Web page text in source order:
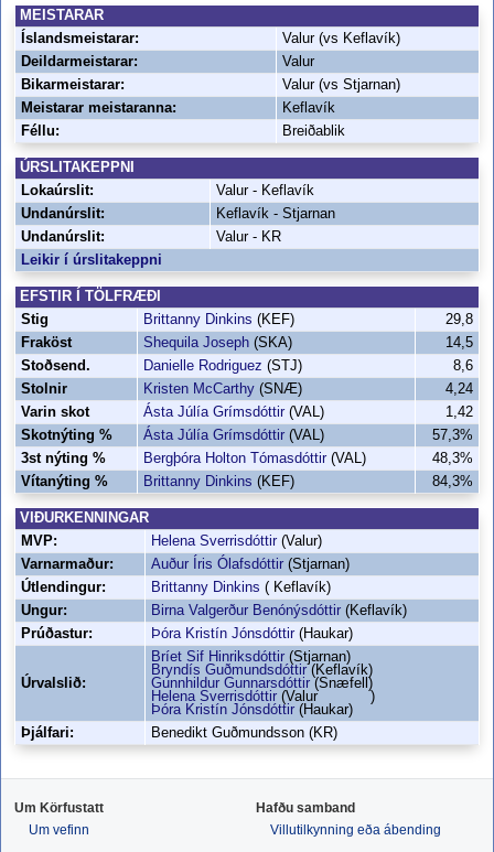
MEISTARAR
Íslandsmeistarar:
Valur (vs Keflavík)
Deildarmeistarar:
Valur
Bikarmeistarar:
Valur (vs Stjarnan)
Meistarar meistaranna:
Keflavík
Féllu:
Breiðablik
ÚRSLITAKEPPNI
Lokaúrslit:
Valur - Keflavík
Undanúrslit:
Keflavík - Stjarnan
Undanúrslit:
Valur - KR
Leikir í úrslitakeppni
EFSTIR Í TÖLFRÆÐI
Stig
Brittanny Dinkins (KEF)
29,8
Fraköst
Shequila Joseph (SKA)
14,5
Stoðsend.
Danielle Rodriguez (STJ)
8,6
Stolnir
Kristen McCarthy (SNÆ)
4,24
Varin skot
Ásta Júlía Grímsdóttir(VAL)
1,42
Skotnýting %
Ásta Júlía Grímsdóttir (VAL)
57,3%
3st nýting %
Bergþóra Holton Tómasdóttir(VAL)
48,3%
Vítanýting %
Brittanny Dinkins (KEF) 84,3%
VIÐURKENNINGAR
MVP:
Helena Sverrisdóttir(Valur)
Varnarmaður:
Auður Íris Ólafsdóttir (Stjarnan)
Útlendingur:
Brittanny Dinkins ( Keflavík)
Ungur:
Birna Valgerður Benónýsdóttir (Keflavík)
Prúðastur:
Þóra Kristín Jónsdóttir(Haukar)
Úrvalslið:
Bríet Sif Hinriksdóttir (Stjarnan)
Bryndís Guðmundsdóttir (Keflavík)
Gunnhildur Gunnarsdóttir (Snæfell)
Helena Sverrisdóttir (Valur )
Þóra Kristín Jónsdóttir (Haukar)
Þjálfari:
Benedikt Guðmundsson (KR)
Um Körfustatt
Um vefinn
Hafðu samband
Villutilkynning eða ábending